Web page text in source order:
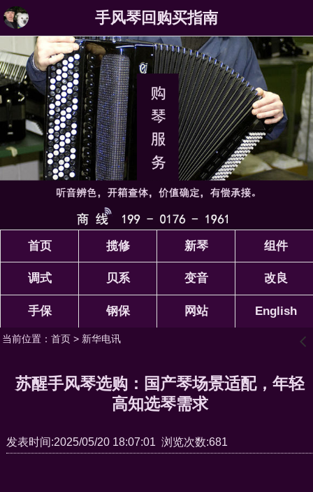
手风琴回购买指南
首页 揽修 新琴 组件
调式 贝系 变音 改良
手保 钢保 网站 English
当前位置： 首页> 新华电讯 󰊒
苏醒手风琴选购：国产琴场景适配，年轻
高知选琴需求
发表时间:2025/05/20 18:07:01 浏览次数:681